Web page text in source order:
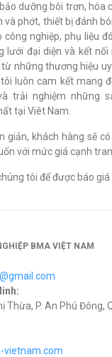
dưỡng bôi trơn, hóa
và phớt, thiết bị đánh
công nghiệp, phụ liệu
lưới đại diện và kết nối
những thương hiệu
luôn cam kết mang
trải nghiệm những
tại Viêt Nam.
giản, khách hàng sẽ
với mức giá cạnh
tôi để được báo giá
BMA VIỆT NAM
P. An Phú Đông,
vietnam.com